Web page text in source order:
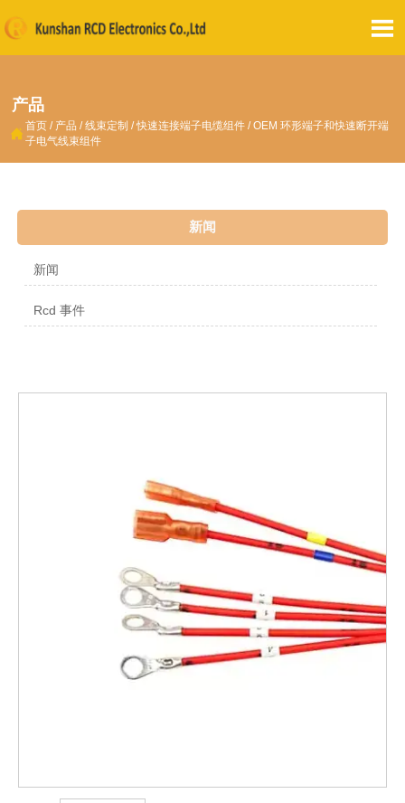

产品
 首页 / 产品 /线束定制 /快速连接端子电缆组件 /OEM 环形端子和快速断开端
子电气线束组件
新闻
新闻
Rcd 事件